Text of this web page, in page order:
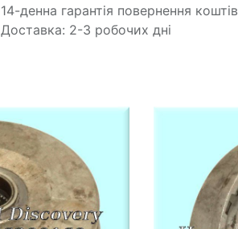
14-денна гарантія повернення коштів
Доставка: 2-3 робочих дні